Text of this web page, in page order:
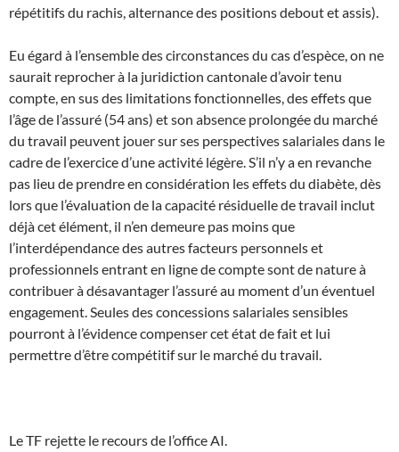
répétitifs du rachis, alternance des positions debout et assis).
Eu égard à l’ensemble des circonstances du cas d’espèce, on ne
saurait reprocher à la juridiction cantonale d’avoir tenu
compte, en sus des limitations fonctionnelles, des effets que
l’âge de l’assuré (54 ans) et son absence prolongée du marché
du travail peuvent jouer sur ses perspectives salariales dans le
cadre de l’exercice d’une activité légère. S’il n’y a en revanche
pas lieu de prendre en considération les effets du diabète, dès
lors que l’évaluation de la capacité résiduelle de travail inclut
déjà cet élément, il n’en demeure pas moins que
l’interdépendance des autres facteurs personnels et
professionnels entrant en ligne de compte sont de nature à
contribuer à désavantager l’assuré au moment d’un éventuel
engagement. Seules des concessions salariales sensibles
pourront à l’évidence compenser cet état de fait et lui
permettre d’être compétitif sur le marché du travail.
Le TF rejette le recours de l’office AI.